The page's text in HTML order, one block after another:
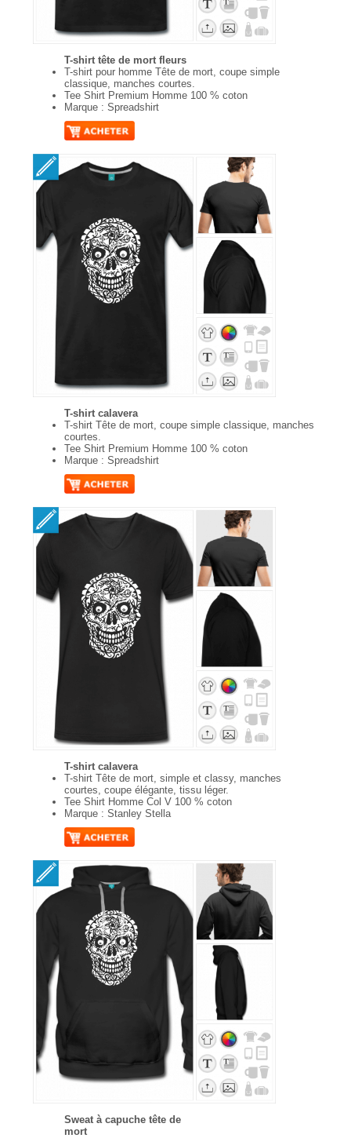
T-shirt tête de mort fleurs
T-shirt pour homme Tête de mort, coupe simple
classique, manches courtes.
Tee Shirt Premium Homme 100 % coton
Marque : Spreadshirt
T-shirt calavera
T-shirt Tête de mort, coupe simple classique, manches
courtes.
Tee Shirt Premium Homme 100 % coton
Marque : Spreadshirt
T-shirt calavera
T-shirt Tête de mort, simple et classy, manches
courtes, coupe élégante, tissu léger.
Tee Shirt Homme Col V 100 % coton
Marque : Stanley Stella
Sweat à capuche tête de
mort